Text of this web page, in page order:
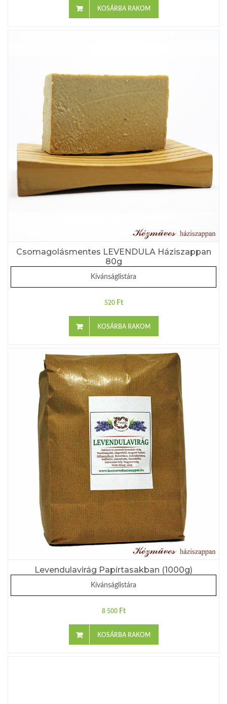
KOSÁRBA RAKOM
Csomagolásmentes LEVENDULA Háziszappan
80g
Kívánságlistára
520 Ft
KOSÁRBA RAKOM
Levendulavirág Papírtasakban (1000g)
Kívánságlistára
8 500 Ft
KOSÁRBA RAKOM